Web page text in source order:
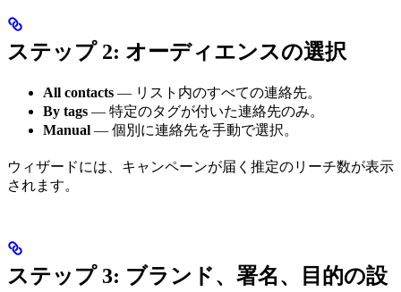
ステップ 2: オーディエンスの選択
All contacts — リスト内のすべての連絡先。
By tags — 特定のタグが付いた連絡先のみ。
Manual — 個別に連絡先を手動で選択。
ウィザードには、キャンペーンが届く推定のリーチ数が表示
されます。
ステップ 3: ブランド、署名、目的の設